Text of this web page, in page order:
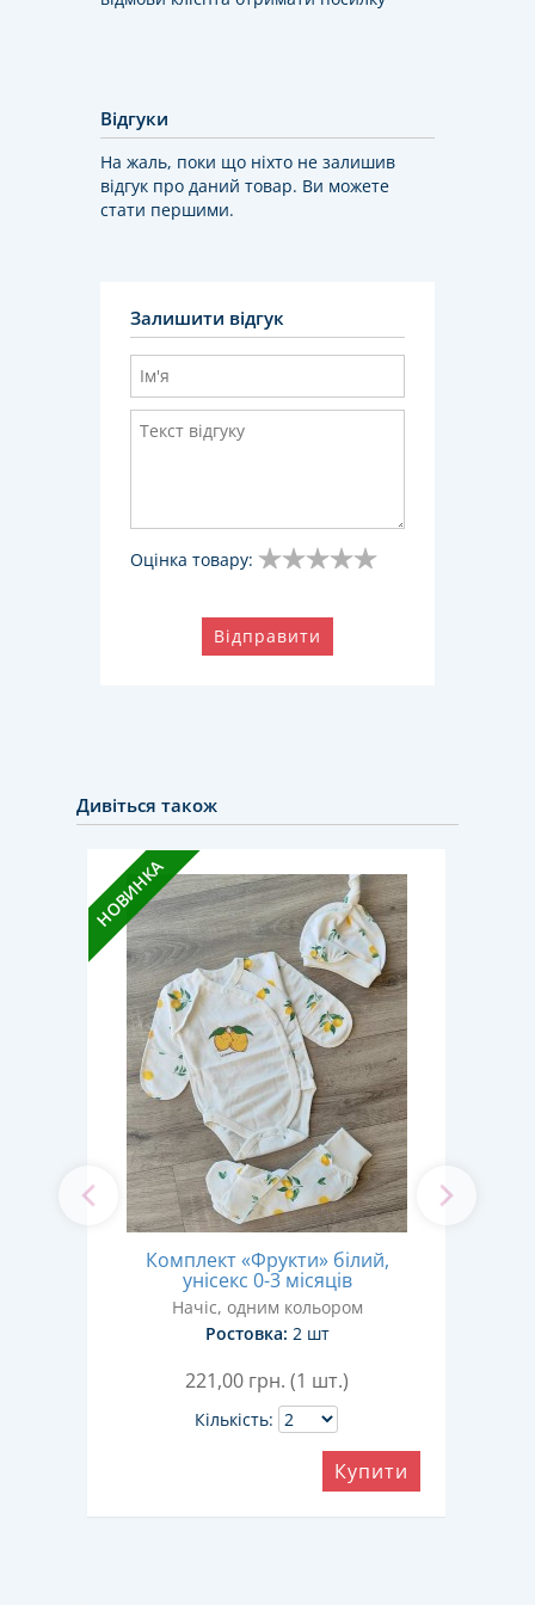
Відгуки
На жаль, поки що ніхто не залишив
відгук про даний товар. Ви можете
стати першими.
Залишити відгук
Оцінка товару:
Відправити
Дивіться також
НОВИНКА
Комплект «Фрукти» білий,
унісекс 0-3 місяців
Начіс, одним кольором
Ростовка: 2 шт
221,00 грн. (1 шт.)
Кількість:
Купити